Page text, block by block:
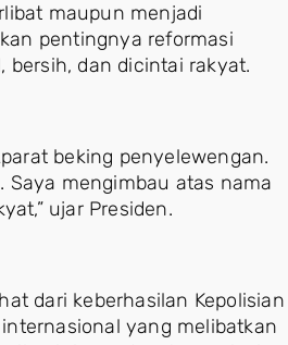
maupun menjadi
pentingnya reformasi
bersih, dan dicintai rakyat.
beking penyelewengan.
Saya mengimbau atas nama
ujar Presiden.
dari keberhasilan Kepolisian
yang melibatkan